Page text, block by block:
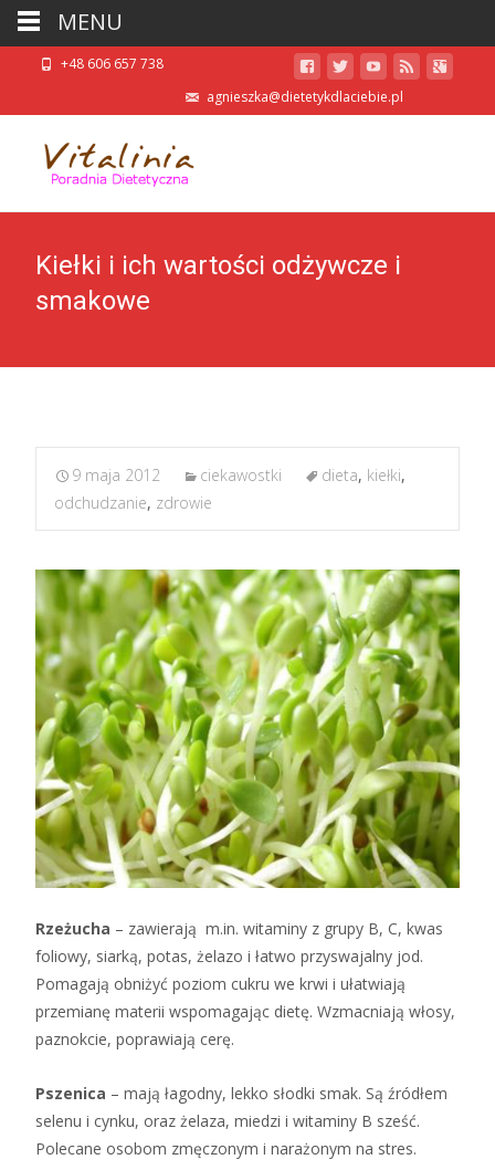
+48 606 657 738
agnieszka@dietetykdlaciebie.pl
Kiełki i ich wartości odżywcze i
smakowe
9 maja 2012 ciekawostki dieta, kiełki,
odchudzanie, zdrowie
Rzeżucha – zawierają m.in. witaminy z grupy B, C, kwas
foliowy, siarką, potas, żelazo i łatwo przyswajalny jod.
Pomagają obniżyć poziom cukru we krwi i ułatwiają
przemianę materii wspomagając dietę. Wzmacniają włosy,
paznokcie, poprawiają cerę.
Pszenica – mają łagodny, lekko słodki smak. Są źródłem
selenu i cynku, oraz żelaza, miedzi i witaminy B sześć.
Polecane osobom zmęczonym i narażonym na stres.
MENU